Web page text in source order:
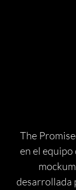
The
en el
desarrollada